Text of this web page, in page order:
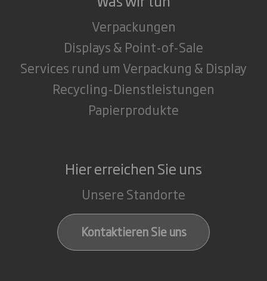
Verpackungen
Displays & Point-of-Sale
Services rund um Verpackung & Display
Recycling-Dienstleistungen
Papierprodukte
Hier erreichen Sie uns
Unsere Standorte
Kontaktieren Sie uns